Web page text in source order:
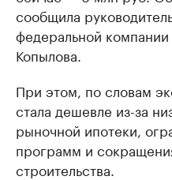
сообщила
федеральной
Копылова.
При этом, по словам
стала дешевле из-за
рыночной ипотеки,
программ и
строительства.